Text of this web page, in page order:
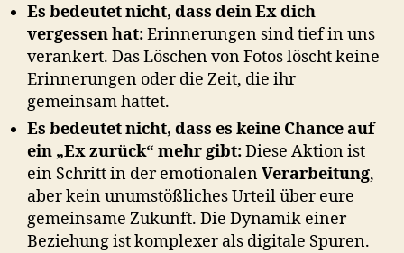
Es bedeutet nicht, dass dein Ex dich
vergessen hat:Erinnerungen sind tief in uns
verankert. Das Löschen von Fotos löscht keine
Erinnerungen oder die Zeit, die ihr
gemeinsam hattet.
Es bedeutet nicht, dass es keine Chance auf
ein „Ex zurück“ mehr gibt:Diese Aktion ist
ein Schritt in der emotionalenVerarbeitung,
aber kein unumstößliches Urteil über eure
gemeinsame Zukunft. Die Dynamik einer
Beziehung ist komplexer als digitale Spuren.